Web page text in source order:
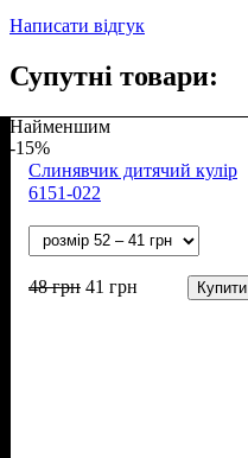
Написати відгук
Супутні товари:
Найменшим
-15%
Слинявчик дитячий кулір
6151-022
48грн 41 грн Купити